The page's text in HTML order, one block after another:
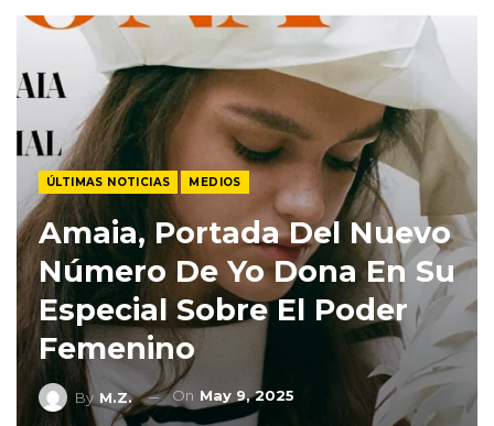
ÚLTIMAS NOTICIAS MEDIOS
Amaia, Portada Del Nuevo
Número De Yo Dona En Su
Especial Sobre El Poder
Femenino
By M.Z. On May 9, 2025